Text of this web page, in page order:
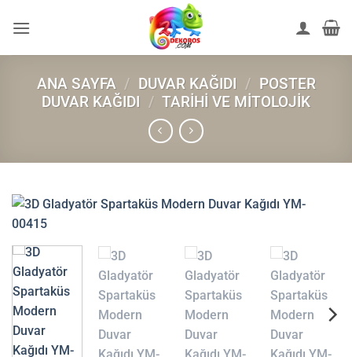
atla
ANA SAYFA / DUVAR KAĞIDI / POSTER
DUVAR KAĞIDI / TARIHI VE MITOLOJIK